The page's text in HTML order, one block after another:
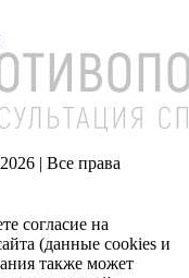
| Все права
согласие на
(данные cookies и
также может